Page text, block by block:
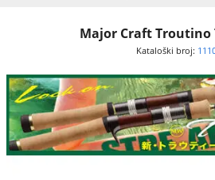
Major Craft Troutino
Kataloški broj: